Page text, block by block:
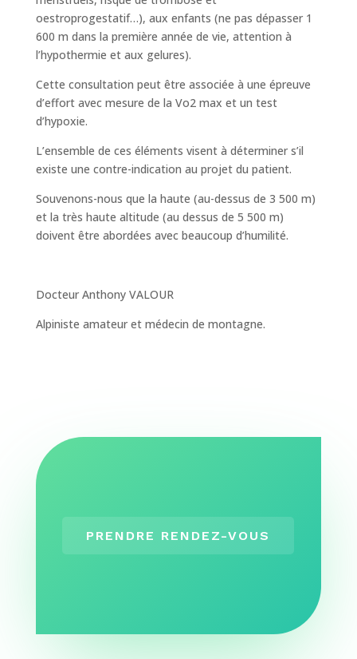
oestroprogestatif…), aux enfants (ne pas dépasser 1
600 m dans la première année de vie, attention à
l’hypothermie et aux gelures).
Cette consultation peut être associée à une épreuve
d’effort avec mesure de la Vo2 max et un test
d’hypoxie.
L’ensemble de ces éléments visent à déterminer s’il
existe une contre-indication au projet du patient.
Souvenons-nous que la haute (au-dessus de 3 500 m)
et la très haute altitude (au dessus de 5 500 m)
doivent être abordées avec beaucoup d’humilité.
Docteur Anthony VALOUR
Alpiniste amateur et médecin de montagne.
PRENDRE RENDEZ-VOUS